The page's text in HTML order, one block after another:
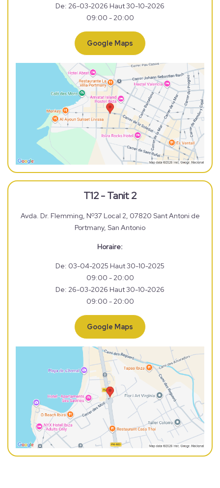
De: 26-03-2026 Haut 30-10-2026
09:00 - 20:00
Google Maps
T12 - Tanit 2
Avda. Dr. Flemming, Nº37 Local 2, 07820 Sant Antoni de
Portmany, San Antonio
Horaire:
De: 03-04-2025 Haut 30-10-2025
09:00 - 20:00
De: 26-03-2026 Haut 30-10-2026
09:00 - 20:00
Google Maps